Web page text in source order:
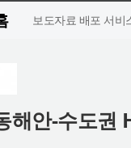
보도자료 배포 서비
해안-수도권